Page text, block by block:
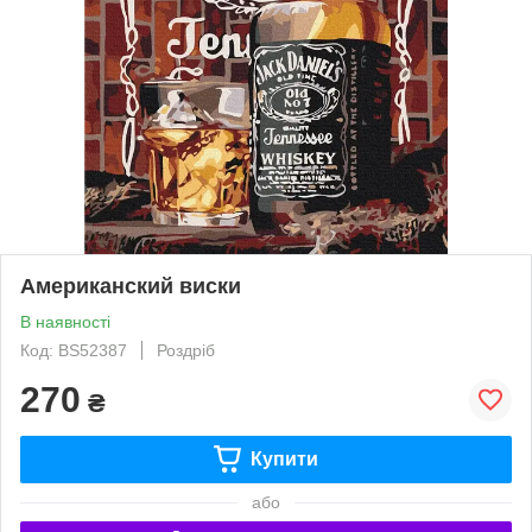
Американский виски
В наявності
Код: BS52387
Роздріб
270 ₴
Купити
або